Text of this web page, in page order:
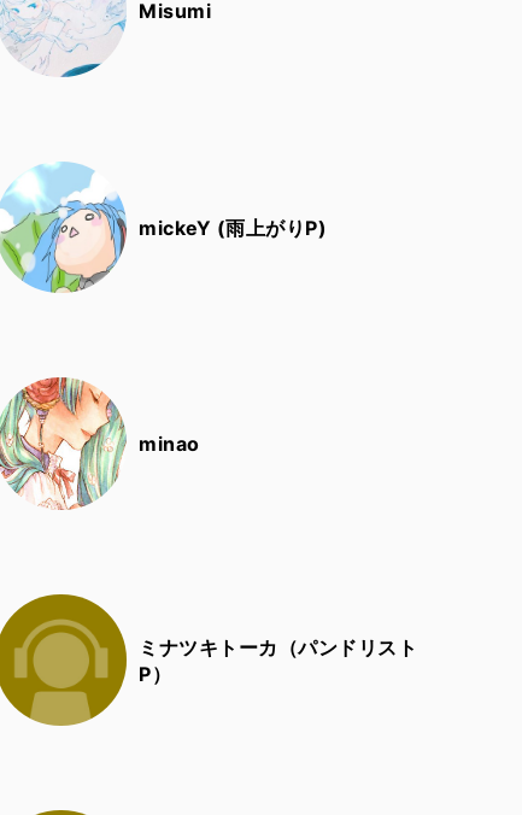
Misumi
mickeY (雨上がりP)
minao
ミナツキトーカ（パンドリスト
P）